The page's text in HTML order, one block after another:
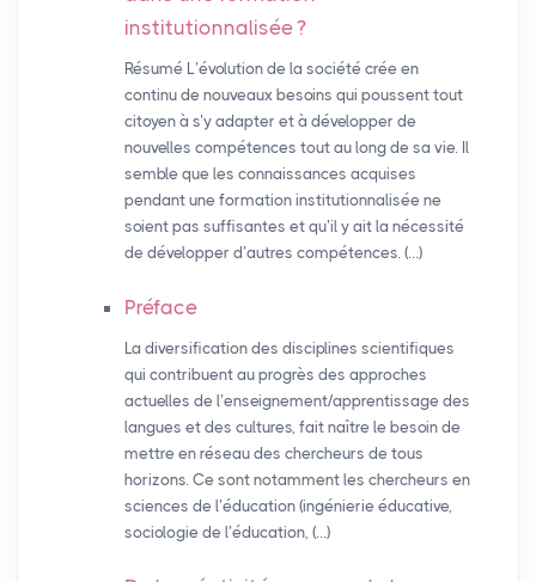
institutionnalisée?
Résumé L’évolution de la société crée en
continu de nouveaux besoins qui poussent tout
citoyen à s’y adapter et à développer de
nouvelles compétences tout au long de sa vie. Il
semble que les connaissances acquises
pendant une formation institutionnalisée ne
soient pas suffisantes et qu’il y ait la nécessité
de développer d’autres compétences. (…)
Préface
La diversification des disciplines scientifiques
qui contribuent au progrès des approches
actuelles de l’enseignement/apprentissage des
langues et des cultures, fait naître le besoin de
mettre en réseau des chercheurs de tous
horizons. Ce sont notamment les chercheurs en
sciences de l’éducation (ingénierie éducative,
sociologie de l’éducation, (…)